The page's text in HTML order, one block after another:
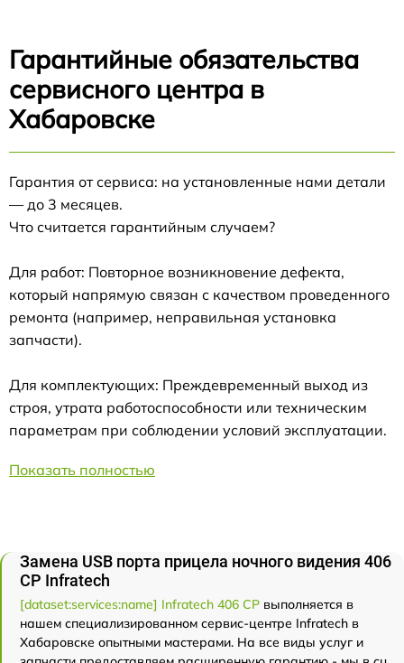
Гарантийные обязательства
сервисного центра в
Хабаровске
Гарантия от сервиса: на установленные нами детали
— до 3 месяцев.
Что считается гарантийным случаем?
Для работ: Повторное возникновение дефекта,
который напрямую связан с качеством проведенного
ремонта (например, неправильная установка
запчасти).
Для комплектующих: Преждевременный выход из
строя, утрата работоспособности или техническим
параметрам при соблюдении условий эксплуатации.
Показать полностью
Замена USB порта прицела ночного видения 406
СР Infratech
[dataset:services:name] Infratech 406 СР выполняется в
нашем специализированном сервис-центре Infratech в
Хабаровске опытными мастерами. На все виды услуг и